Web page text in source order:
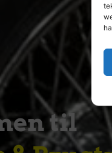
til